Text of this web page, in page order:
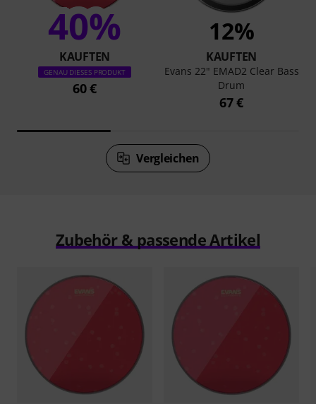
40%
KAUFTEN
GENAU DIESES PRODUKT
60 €
12%
KAUFTEN
Evans 22" EMAD2 Clear Bass
Drum
67 €
Vergleichen
Zubehör & passende Artikel